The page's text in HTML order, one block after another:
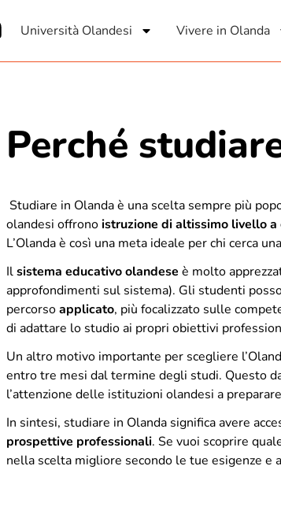
Università Olandesi Vivere in Olanda
Perché
Studiare in Olanda è una scelta sempre più
olandesi offronoistruzione di altissimo livello
L’Olanda è così una meta ideale per chi cerca
Ilsistema educativo olandese è molto
approfondimenti sul sistema). Gli studenti
percorsoapplicato, più focalizzato sulle
di adattare lo studio ai propri obiettivi
Un altro motivo importante per scegliere
entro tre mesi dal termine degli studi. Questo
l’attenzione delle istituzioni olandesi a
In sintesi, studiare in Olanda significa avere
prospettive professionali. Se vuoi scoprire
nella scelta migliore secondo le tue esigenze e